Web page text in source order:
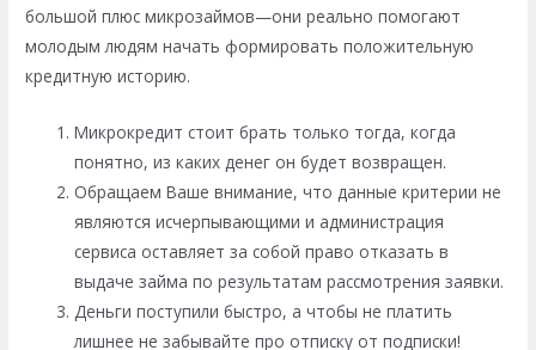
большой плюс микрозаймов—они реально помогают
молодым людям начать формировать положительную
кредитную историю.
Микрокредит стоит брать только тогда, когда
понятно, из каких денег он будет возвращен.
Обращаем Ваше внимание, что данные критерии не
являются исчерпывающими и администрация
сервиса оставляет за собой право отказать в
выдаче займа по результатам рассмотрения заявки.
Деньги поступили быстро, а чтобы не платить
лишнее не забывайте про отписку от подписки!